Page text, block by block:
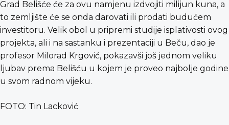
Grad Belišće će za ovu namjenu izdvojiti milijun kuna, a
to zemljište će se onda darovati ili prodati budućem
investitoru. Velik obol u pripremi studije isplativosti ovog
projekta, ali i na sastanku i prezentaciji u Beču, dao je
profesor Milorad Krgović, pokazavši još jednom veliku
ljubav prema Belišću u kojem je proveo najbolje godine
u svom radnom vijeku.
FOTO: Tin Lacković